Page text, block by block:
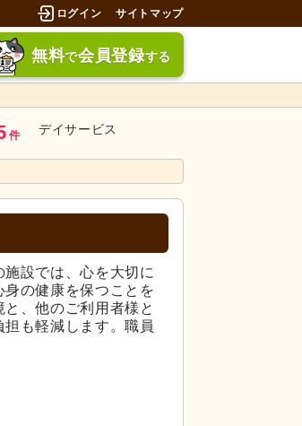
ログイン サイトマップ
無料で会員登録する
件 デイサービス
設では、心を大切に
の健康を保つことを
、他のご利用者様と
も軽減します。職員